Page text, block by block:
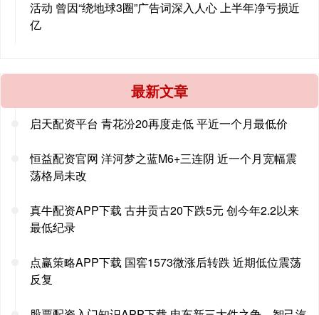
活动 曾因“绕地球3圈”广告词深入人心 上半年净亏损近
亿
最新文章
启天配资平台 青花汾20再度走低 平近一个月最低价
恒益配资官网 洋河梦之蓝M6+三连阴 近一个月宽幅震
荡格局未改
真牛配资APP下载 古井贡古20下跌5元 创今年2.2以来
最低纪录
点赢策略APP下载 国窖1573微涨后转跌 近期低位震荡
反复